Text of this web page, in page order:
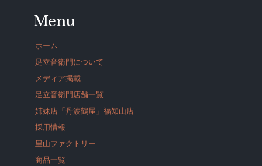
Menu
ホーム
足立音衛門について
メディア掲載
足立音衛門店舗一覧
姉妹店「丹波鶴屋」福知山店
採用情報
里山ファクトリー
商品一覧